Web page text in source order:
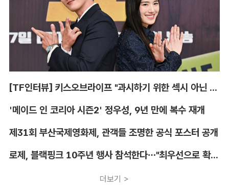
[TF인터뷰] 키스오브라이프 "과시하기 위한 섹시 아닌 당당함"
'메이드 인 코리아 시즌2' 정우성, 9년 만에 복수 재개
제31회 부산국제영화제, 관객들 조명한 공식 포스터 공개
로제, 블랙핑크 10주년 행사 참석한다…"최우선으로 확정"
더보기 >